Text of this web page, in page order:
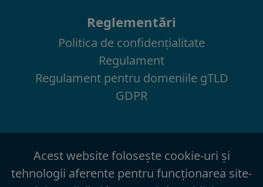
Reglementări
Politica de confidenţialitate
Regulament
Regulament pentru domeniile gTLD
GDPR
Acest website foloseşte cookie-uri şi
tehnologii aferente pentru funcţionarea site-